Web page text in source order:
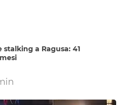
a Ragusa: 41